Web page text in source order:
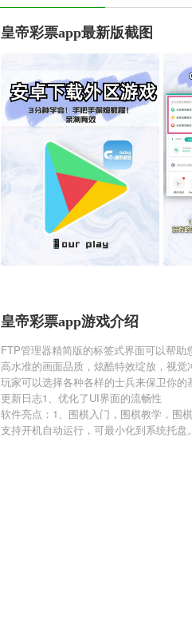
皇帝彩票app最新版截图
皇帝彩票app游戏介绍
FTP管理器精简版的标签式界面可以帮助
高水准的画面品质，炫酷特效绽放，视觉
玩家可以选择各种各样的士兵来保卫你的
更新日志1、优化了UI界面的流畅性
软件亮点：1、围棋入门，围棋教学，围
支持开机自动运行，可最小化到系统托盘。